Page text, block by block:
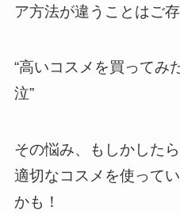
ア方法が違うことはご
“高いコスメを買ってみ
泣”
その悩み、もしかした
適切なコスメを使って
かも！